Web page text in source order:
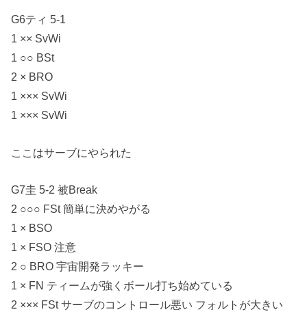
G6ティ 5-1
1 ×× SvWi
1 ○○ BSt
2 × BRO
1 ××× SvWi
1 ××× SvWi
ここはサーブにやられた
G7圭 5-2 被Break
2 ○○○ FSt 簡単に決めやがる
1 × BSO
1 × FSO 注意
2 ○ BRO 宇宙開発ラッキー
1 × FN ティームが強くボール打ち始めている
2 ××× FSt サーブのコントロール悪い フォルトが大きい